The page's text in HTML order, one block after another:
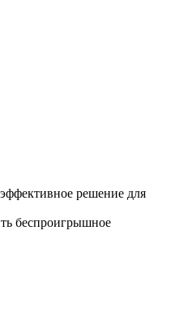
решение для
беспроигрышное